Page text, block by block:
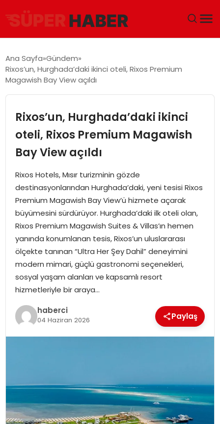
GÜNDEM
EKONOMI
MAGAZIN
SAĞLIK
SIYASET
SPOR
TEKNOLOJI
YAŞAM
Ana Sayfa Gündem
Rixos’un, Hurghada’daki ikinci oteli, Rixos Premium
Magawish Bay View açıldı
Rixos’un, Hurghada’daki ikinci
oteli, Rixos Premium Magawish
Bay View açıldı
Rixos Hotels, Mısır turizminin gözde
destinasyonlarından Hurghada’daki, yeni tesisi Rixos
Premium Magawish Bay View’ü hizmete açarak
büyümesini sürdürüyor. Hurghada’daki ilk oteli olan,
Rixos Premium Magawish Suites & Villas’ın hemen
yanında konumlanan tesis, Rixos’un uluslararası
ölçekte tanınan “Ultra Her Şey Dahil” deneyimini
modern mimari, güçlü gastronomi seçenekleri,
sosyal yaşam alanları ve kapsamlı resort
hizmetleriyle bir araya…
haberci
04 Haziran 2026 Paylaş